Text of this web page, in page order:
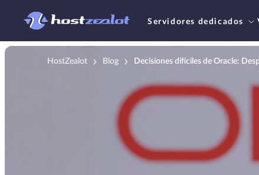
Servidores dedicados
HostZealot Blog Decisiones difíciles de Oracle: